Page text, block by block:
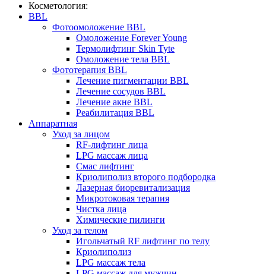
Косметология:
BBL
Фотоомоложение BBL
Омоложение Forever Young
Термолифтинг Skin Tyte
Омоложение тела BBL
Фототерапия BBL
Лечение пигментации BBL
Лечение сосудов BBL
Лечение акне BBL
Реабилитация BBL
Аппаратная
Уход за лицом
RF-лифтинг лица
LPG массаж лица
Смас лифтинг
Криолиполиз второго подбородка
Лазерная биоревитализация
Микротоковая терапия
Чистка лица
Химические пилинги
Уход за телом
Игольчатый RF лифтинг по телу
Криолиполиз
LPG массаж тела